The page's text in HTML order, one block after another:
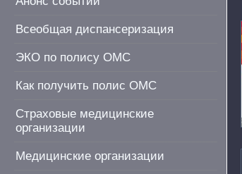
Всеобщая диспансеризация
ЭКО по полису ОМС
Как получить полис ОМС
Страховые медицинские
организации
Медицинские организации